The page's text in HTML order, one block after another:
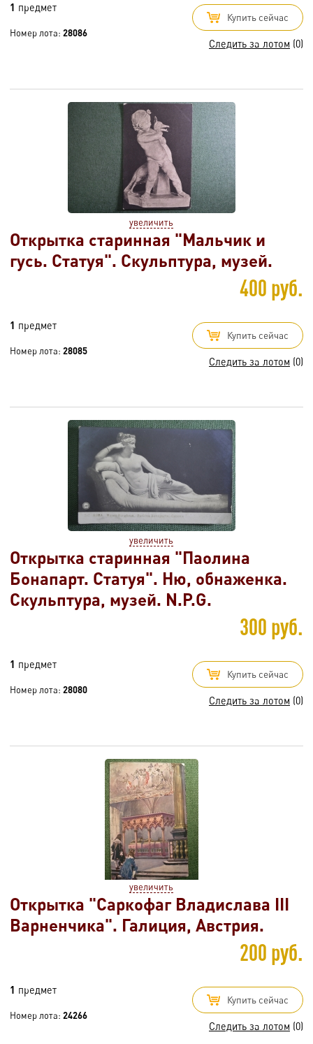
1 предмет
Номер лота: 28086
Купить сейчас
Следить за лотом (0)
увеличить
Открытка старинная "Мальчик и
гусь. Статуя". Скульптура, музей.
400 руб.
1 предмет
Номер лота: 28085
Купить сейчас
Следить за лотом (0)
увеличить
Открытка старинная "Паолина
Бонапарт. Статуя". Ню, обнаженка.
Скульптура, музей. N.P.G.
300 руб.
1 предмет
Номер лота: 28080
Купить сейчас
Следить за лотом (0)
увеличить
Открытка "Саркофаг Владислава III
Варненчика". Галиция, Австрия.
200 руб.
1 предмет
Номер лота: 24266
Купить сейчас
Следить за лотом (0)